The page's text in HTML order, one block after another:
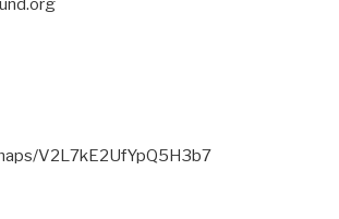
V2L7kE2UfYpQ5H3b7